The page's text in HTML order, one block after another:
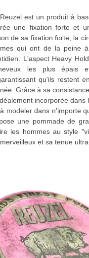
est un produit à
une fixation forte et
de sa fixation forte, la
qui ont de la peine
L'aspect Heavy
les plus épais
qu'ils restent
Grâce à sa
incorporée dans
modeler dans n'importe
une pommade de
les hommes au style
et sa tenue